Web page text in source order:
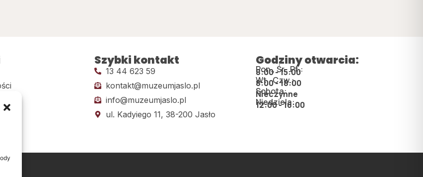
Szybki kontakt
13 44 623 59
kontakt@muzeumjaslo.pl
info@muzeumjaslo.pl
ul. Kadyiego 11, 38-200 Jasło
Godziny otwarcia:
Pon., Śr., Pt.:
8:00 - 15:00
Wt., Czw.:
8:00 - 18:00
Sobota:
Nieczynne
Niedziela:
12:00 - 16:00